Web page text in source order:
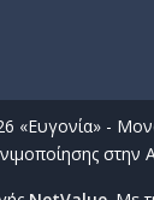
«Ευγονία» -
στην